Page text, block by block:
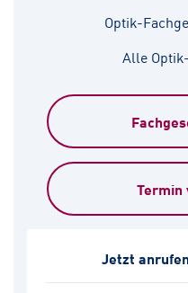
Optik-
Alle
Termin
Jetzt